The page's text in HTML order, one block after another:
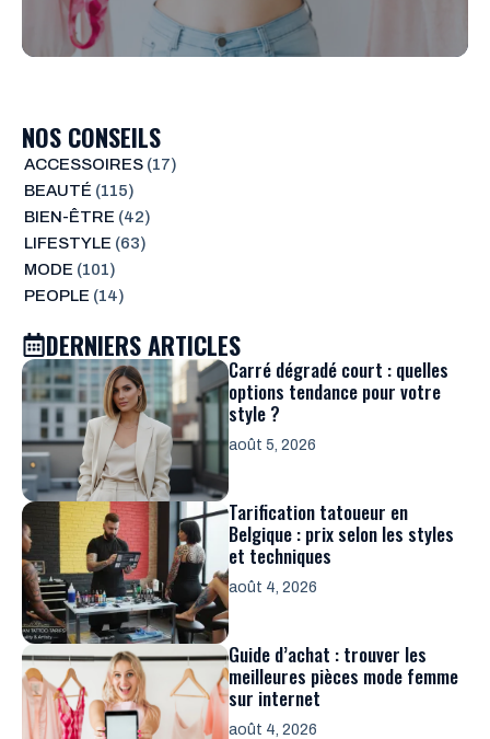
NOS CONSEILS
ACCESSOIRES(17)
BEAUTÉ (115)
BIEN-ÊTRE (42)
LIFESTYLE (63)
MODE (101)
PEOPLE (14)
DERNIERS ARTICLES
Carré dégradé court : quelles
options tendance pour votre
style ?
août 5, 2026
Tarification tatoueur en
Belgique : prix selon les styles
et techniques
août 4, 2026
Guide d’achat : trouver les
meilleures pièces mode femme
sur internet
août 4, 2026